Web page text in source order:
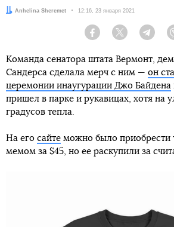
Автор:
Anhelina Sheremet Дата:
12:16, 23 января 2021
Facebook Twitter
Команда сенатора штата Вермонт,
Сандерса сделала мерч с ним — он
церемонии инаугурации Джо Байдена
пришел в парке и рукавицах, хотя на
градусов тепла.
На его сайте можно было приобрести
мемом за $45, но ее раскупили за